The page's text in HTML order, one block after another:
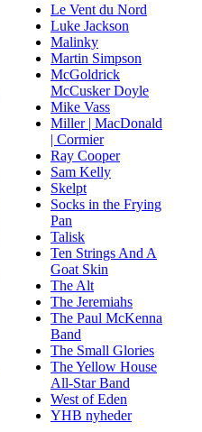
Le Vent du Nord
Luke Jackson
Malinky
Martin Simpson
McGoldrick
McCusker Doyle
Mike Vass
Miller | MacDonald
| Cormier
Ray Cooper
Sam Kelly
Skelpt
Socks in the Frying
Pan
Talisk
Ten Strings And A
Goat Skin
The Alt
The Jeremiahs
The Paul McKenna
Band
The Small Glories
The Yellow House
All-Star Band
West of Eden
YHB nyheder